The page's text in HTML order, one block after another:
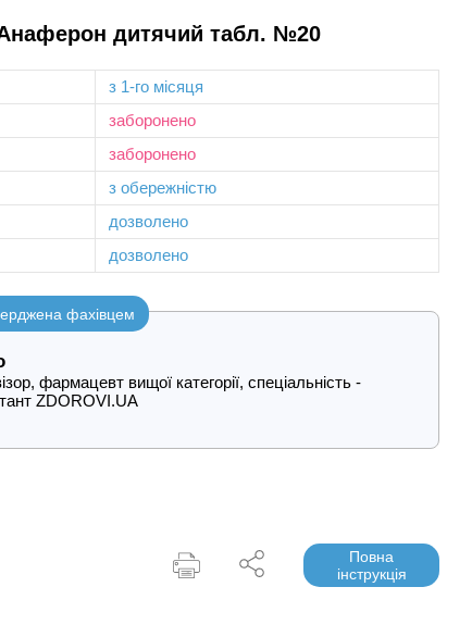
дитячий табл. №20
з 1-го місяця
заборонено
заборонено
з обережністю
дозволено
дозволено
фахівцем
фармацевт вищої категорії, спеціальність -
ZDOROVI.UA
Повна
інструкція